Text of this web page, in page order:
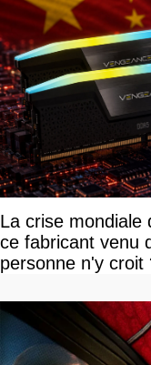
La crise mondiale
ce fabricant venu
personne n'y croit